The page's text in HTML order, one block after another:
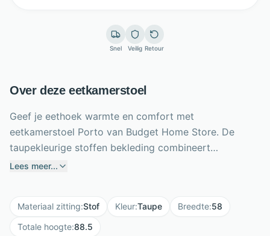
Snel Veilig Retour
Over deze eetkamerstoel
Geef je eethoek warmte en comfort met
eetkamerstoel Porto van Budget Home Store. De
taupekleurige stoffen bekleding combineert
moeiteloos met uiteenlopende interieurstijlen, terwijl
rugleuning met handgreep verhogen het
gebruiksgemak. Het zwarte metalen onderstel met
Lees meer...
Materiaal zitting:Stof Kleur:Taupe Breedte:58
Totale hoogte:88.5